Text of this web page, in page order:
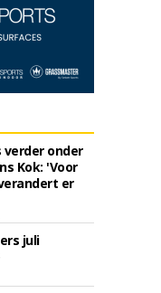
verder onder
Kok: 'Voor
er
juli